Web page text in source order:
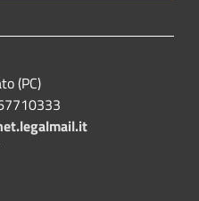
(PC)